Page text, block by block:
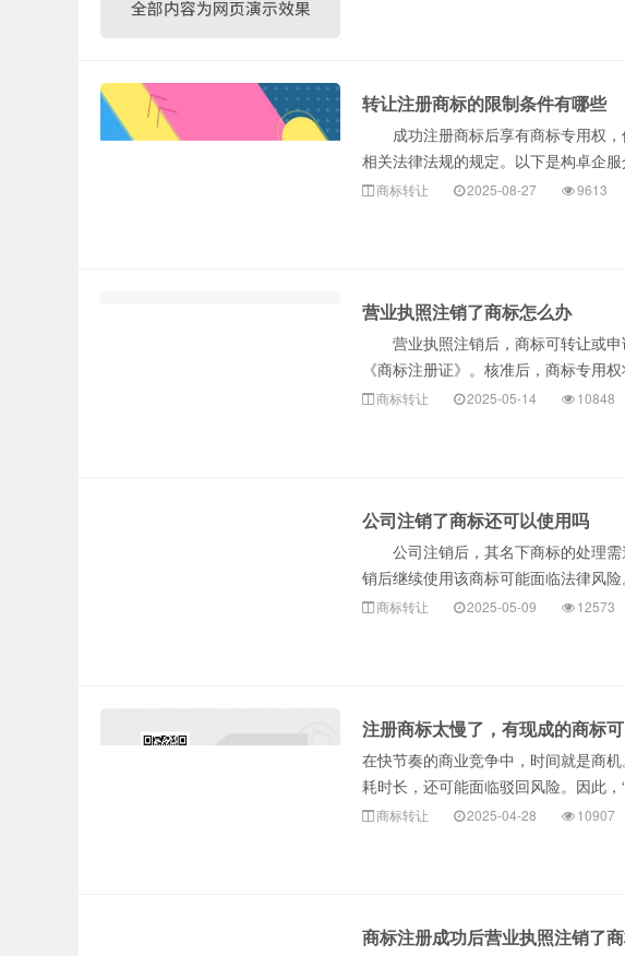
转让注册商标的限制条件有哪些
成功注册商标后享有商标专用权，
相关法律法规的规定。以下是构卓企服
商标转让 2025-08-27 9613
营业执照注销了商标怎么办
营业执照注销后，商标可转让或申
《商标注册证》。核准后，商标专用
商标转让 2025-05-14 10848
公司注销了商标还可以使用吗
公司注销后，其名下商标的处理需
销后继续使用该商标可能面临法律风险
商标转让 2025-05-09 12573
注册商标太慢了，有现成的商标
在快节奏的商业竞争中，时间就是商
耗时长，还可能面临驳回风险。因此，
商标转让 2025-04-28 10907
商标注册成功后营业执照注销了